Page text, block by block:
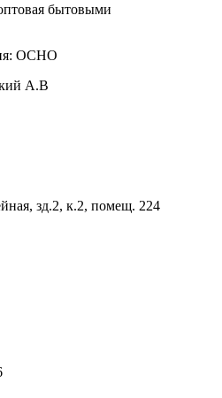
бытовыми
ОСНО
А.В
зд.2, к.2, помещ. 224